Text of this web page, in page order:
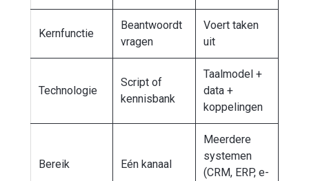
Kernfunctie
Beantwoordt
vragen
Voert taken
uit
Technologie
Script of
kennisbank
Taalmodel +
data +
koppelingen
Bereik Eén kanaal
Meerdere
systemen
(CRM, ERP, e-